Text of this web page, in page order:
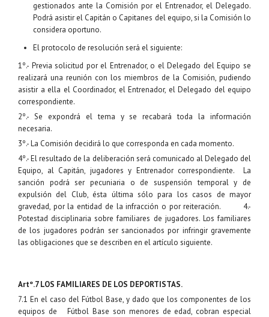
gestionados ante la Comisión por el Entrenador, el Delegado.
Podrá asistir el Capitán o Capitanes del equipo, si la Comisión lo
considera oportuno.
El protocolo de resolución será el siguiente:
1º.- Previa solicitud por el Entrenador, o el Delegado del Equipo se
realizará una reunión con los miembros de la Comisión, pudiendo
asistir a ella el Coordinador, el Entrenador, el Delegado del equipo
correspondiente.
2º.- Se expondrá el tema y se recabará toda la información
necesaria.
3º.- La Comisión decidirá lo que corresponda en cada momento.
4º.- El resultado de la deliberación será comunicado al Delegado del
Equipo, al Capitán, jugadores y Entrenador correspondiente. La
sanción podrá ser pecuniaria o de suspensión temporal y de
expulsión del Club, ésta última sólo para los casos de mayor
gravedad, por la entidad de la infracción o por reiteración. 4.-
Potestad disciplinaria sobre familiares de jugadores. Los familiares
de los jugadores podrán ser sancionados por infringir gravemente
las obligaciones que se describen en el artículo siguiente.
Artº.7 LOS FAMILIARES DE LOS DEPORTISTAS.
7.1 En el caso del Fútbol Base, y dado que los componentes de los
equipos de Fútbol Base son menores de edad, cobran especial